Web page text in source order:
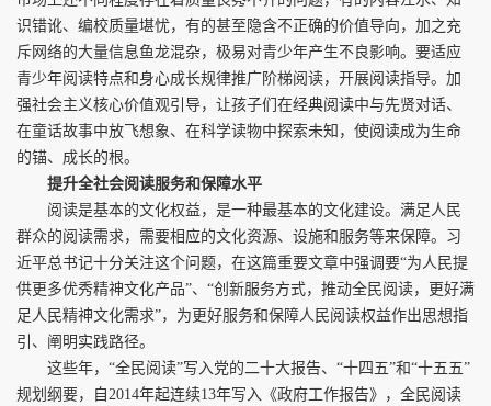
识错讹、编校质量堪忧，有的甚至隐含不正确的价值导向，加之充
斥网络的大量信息鱼龙混杂，极易对青少年产生不良影响。要适应
青少年阅读特点和身心成长规律推广阶梯阅读，开展阅读指导。加
强社会主义核心价值观引导，让孩子们在经典阅读中与先贤对话、
在童话故事中放飞想象、在科学读物中探索未知，使阅读成为生命
的锚、成长的根。
提升全社会阅读服务和保障水平
阅读是基本的文化权益，是一种最基本的文化建设。满足人民
群众的阅读需求，需要相应的文化资源、设施和服务等来保障。习
近平总书记十分关注这个问题，在这篇重要文章中强调要“为人民提
供更多优秀精神文化产品”、“创新服务方式，推动全民阅读，更好满
足人民精神文化需求”，为更好服务和保障人民阅读权益作出思想指
引、阐明实践路径。
这些年，“全民阅读”写入党的二十大报告、“十四五”和“十五五”
规划纲要，自2014年起连续13年写入《政府工作报告》，全民阅读